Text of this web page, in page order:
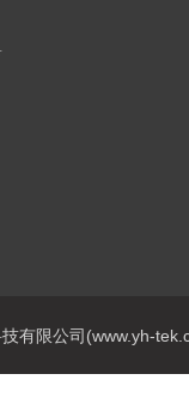
技有限公司(www.yh-